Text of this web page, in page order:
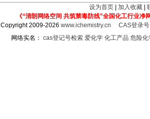
设为首页 加入收藏
《“清朗网络空间 共筑禁毒防线”全国化工行业净
Copyright 2009-2026www.ichemistry.cn
CAS登录
网络实名： cas登记号检索 爱化学 化工产品 危险化